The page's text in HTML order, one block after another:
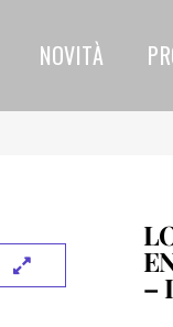
NOVITÀ
–